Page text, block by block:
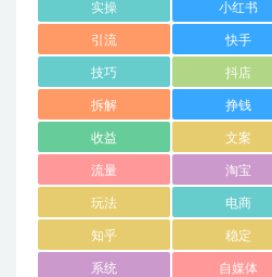
实操 小红书
引流 快手
技巧 抖店
拆解 挣钱
收益 文案
流量 淘宝
玩法 电商
知乎 稳定
系统 自媒体